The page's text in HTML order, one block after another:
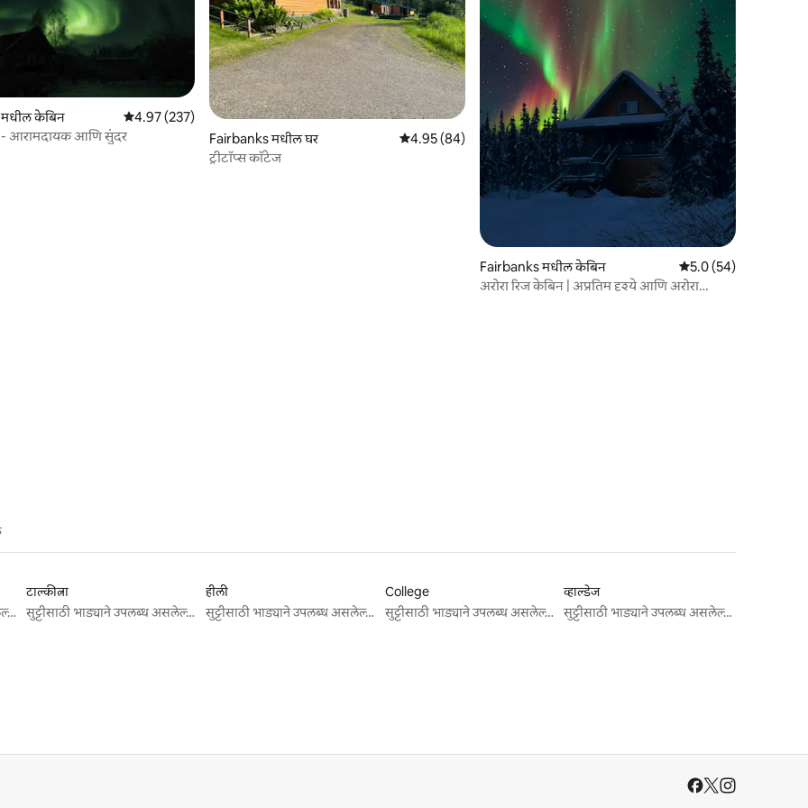
केबिन 5 पैकी 4.97 सरासरी रेटिंग, 237 रिव्ह्यूज
4.97 (237)
आरामदायक आणि सुंदर
Fairbanks मधील घर 5 पैकी 4.95 सरासरी रेटिंग, 84 रिव्ह्यूज
4.95 (84)
ट्रीटॉप्स कॉटेज
Fairbanks मधील केबिन 5 पैकी 5.0 सरासरी रेटिंग,
5.0 (54)
अरोरा रिज केबिन | अप्रतिम दृश्ये आणि अरोरा
सुट्टीसाठी भाड्याने उपलब्ध असलेल्या जागा
टाल्कीत्ना
सुट्टीसाठी भाड्याने उपलब्ध असलेल्या जागा
हीली
सुट्टीसाठी भाड्याने उपलब्ध असलेल्या जागा
College
सुट्टीसाठी भाड्याने उपलब्ध असलेल्या जागा
व्हाल्डेज
सुट्टीसाठी भाड्याने उपलब्ध असलेल्या जागा